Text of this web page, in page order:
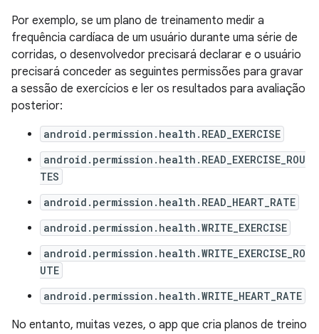
Por exemplo, se um plano de treinamento medir a
frequência cardíaca de um usuário durante uma série de
corridas, o desenvolvedor precisará declarar e o usuário
precisará conceder as seguintes permissões para gravar
a sessão de exercícios e ler os resultados para avaliação
posterior:
android.permission.health.READ_EXERCISE
android.permission.health.READ_EXERCISE_ROU
TES
android.permission.health.READ_HEART_RATE
android.permission.health.WRITE_EXERCISE
android.permission.health.WRITE_EXERCISE_RO
UTE
android.permission.health.WRITE_HEART_RATE
No entanto, muitas vezes, o app que cria planos de treino